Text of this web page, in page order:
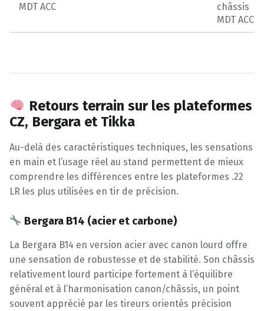
MDT ACC
châssis
MDT ACC
Retours terrain sur les plateformes
CZ, Bergara et Tikka
Au-delà des caractéristiques techniques, les sensations
en main et l’usage réel au stand permettent de mieux
comprendre les différences entre les plateformes .22
LR les plus utilisées en tir de précision.
Bergara B14 (acier et carbone)
La Bergara B14 en version acier avec canon lourd offre
une sensation de robustesse et de stabilité. Son châssis
relativement lourd participe fortement à l’équilibre
général et à l’harmonisation canon/châssis, un point
souvent apprécié par les tireurs orientés précision